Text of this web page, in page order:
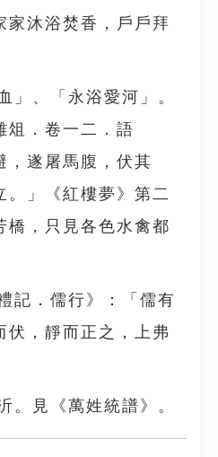
家沐浴焚香，戶戶拜
」、「永浴愛河」。
俎．卷一二．語
，遂屠馬腹，伏其
。」《紅樓夢》第二
橋，只見各色水禽都
記．儒行》：「儒有
伏，靜而正之，上弗
。見《萬姓統譜》。